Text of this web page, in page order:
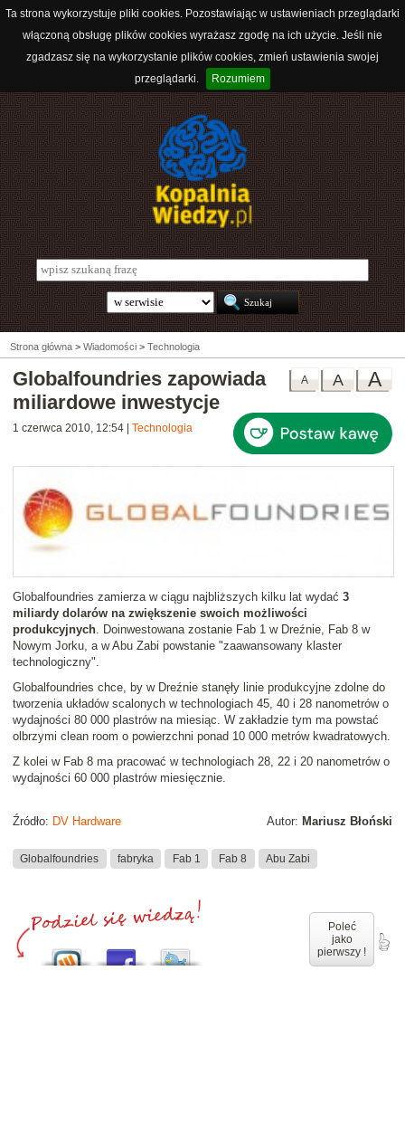
Ta strona wykorzystuje pliki cookies. Pozostawiając w ustawieniach przeglądarki
włączoną obsługę plików cookies wyrażasz zgodę na ich użycie. Jeśli nie
zgadzasz się na wykorzystanie plików cookies, zmień ustawienia swojej
przeglądarki.
Rozumiem
Strona główna > Wiadomości > Technologia
A
A
A
Globalfoundries zapowiada
miliardowe inwestycje
1 czerwca 2010, 12:54 Technologia
Globalfoundries zamierza w ciągu najbliższych kilku lat wydać 3
miliardy dolarów na zwiększenie swoich możliwości
produkcyjnych. Doinwestowana zostanie Fab 1 w Dreźnie, Fab 8 w
Nowym Jorku, a w Abu Zabi powstanie "zaawansowany klaster
technologiczny".
Globalfoundries chce, by w Dreźnie stanęły linie produkcyjne zdolne do
tworzenia układów scalonych w technologiach 45, 40 i 28 nanometrów o
wydajności 80 000 plastrów na miesiąc. W zakładzie tym ma powstać
olbrzymi clean room o powierzchni ponad 10 000 metrów kwadratowych.
Z kolei w Fab 8 ma pracować w technologiach 28, 22 i 20 nanometrów o
wydajności 60 000 plastrów miesięcznie.
Autor: Mariusz Błoński
Źródło: DV Hardware
Globalfoundries fabryka Fab 1 Fab 8 Abu Zabi
Poleć
jako
pierwszy !